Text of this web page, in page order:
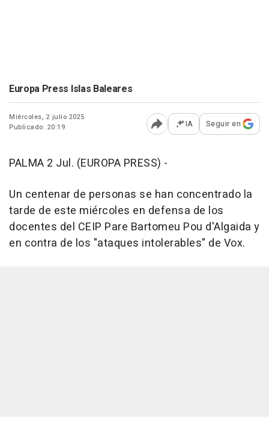
Europa Press Islas Baleares
Miércoles, 2 julio 2025
Publicado: 20:19
Abrir opciones para
IA Seguir en
PALMA 2 Jul. (EUROPA PRESS) -
Un centenar de personas se han concentrado la
tarde de este miércoles en defensa de los
docentes del CEIP Pare Bartomeu Pou d'Algaida y
en contra de los "ataques intolerables" de Vox.